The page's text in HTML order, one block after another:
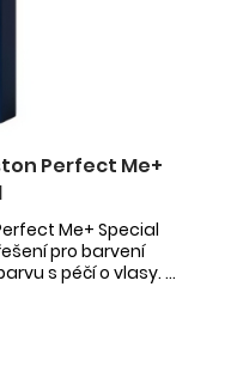
Perfect Me+
Me+ Special
pro barvení
s péčí o vlasy. ...